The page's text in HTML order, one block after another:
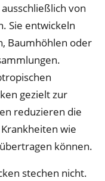
von
Sie entwickeln
Baumhöhlen oder
gezielt zur
reduzieren die
wie
können.
stechen nicht.